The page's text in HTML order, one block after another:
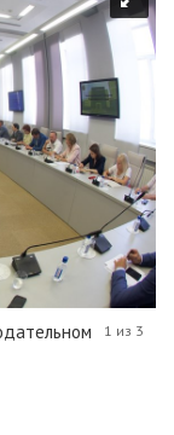
1 из 3